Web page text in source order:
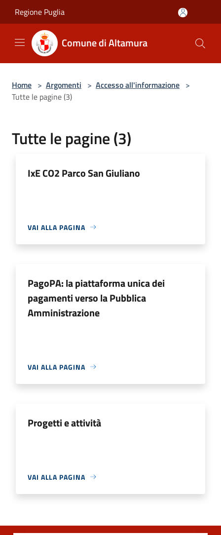
Regione Puglia
Comune di Altamura
Home > Argomenti > Accesso all'informazione >
Tutte le pagine (3)
Tutte le pagine (3)
IxE CO2 Parco San Giuliano
VAI ALLA PAGINA
PagoPA: la piattaforma unica dei
pagamenti verso la Pubblica
Amministrazione
VAI ALLA PAGINA
Progetti e attività
VAI ALLA PAGINA